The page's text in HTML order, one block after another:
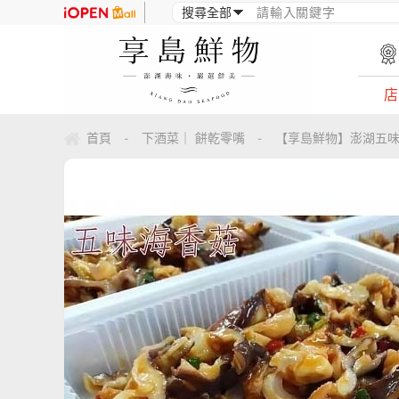
首頁 - 下酒菜｜ 餅乾零嘴 - 【享島鮮物】澎湖五